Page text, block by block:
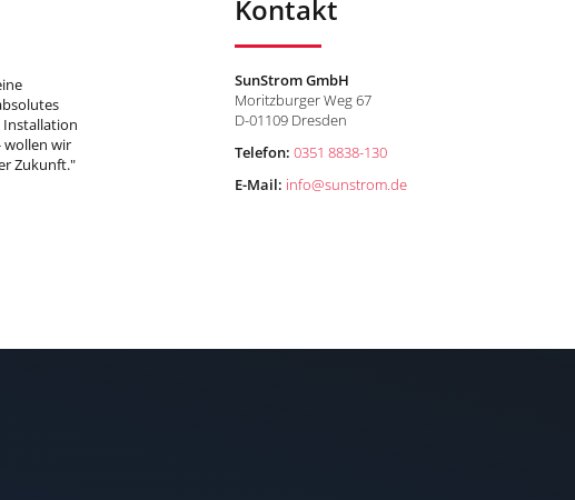
Installation
wollen wir
Zukunft."
Kontakt
SunStrom GmbH
Moritzburger Weg 67
D-01109 Dresden
Telefon: 0351 8838-130
E-Mail: info@sunstrom.de